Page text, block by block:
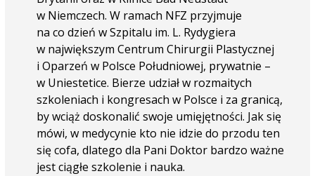
w Niemczech. W ramach NFZ przyjmuje
na co dzień w Szpitalu im. L. Rydygiera
w największym Centrum Chirurgii Plastycznej
i Oparzeń w Polsce Południowej, prywatnie –
w Uniestetice. Bierze udział w rozmaitych
szkoleniach i kongresach w Polsce i za granicą,
by wciąż doskonalić swoje umięjętności. Jak się
mówi, w medycynie kto nie idzie do przodu ten
się cofa, dlatego dla Pani Doktor bardzo ważne
jest ciągłe szkolenie i nauka.